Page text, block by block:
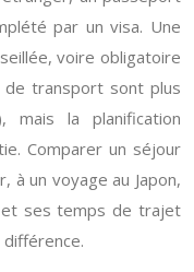
par un visa. Une
voire obligatoire
transport sont plus
mais la planification
Comparer un séjour
à un voyage au Japon,
et ses temps de trajet